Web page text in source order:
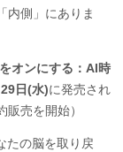
内側」にありま
オンにする：AI時
日(水)に発売され
売を開始）
たの脳を取り戻